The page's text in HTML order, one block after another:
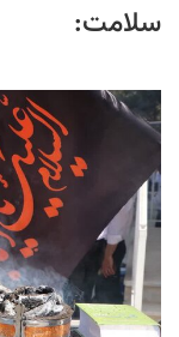
سلامت: